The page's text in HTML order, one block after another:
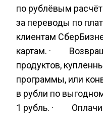
по рублёвым
за переводы по
клиентам
картам. ·
продуктов,
программы, или
в рубли по
1 рубль. ·